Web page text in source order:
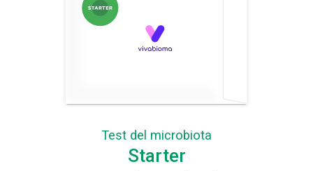
Test del microbiota
Starter